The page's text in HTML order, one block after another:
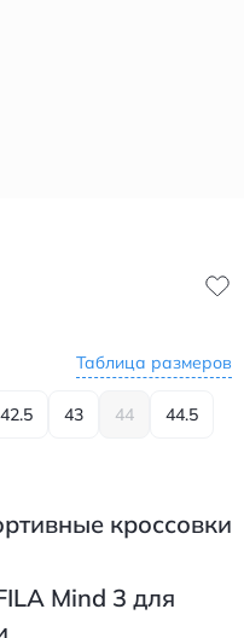
Таблица размеров
42.5 43 44 44.5
кроссовки
Mind 3 для